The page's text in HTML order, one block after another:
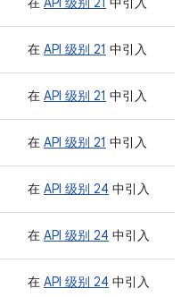
在 API 级别 21 中引入
在 API 级别 21 中引入
在 API 级别 21 中引入
在 API 级别 24 中引入
在 API 级别 24 中引入
在 API 级别 24 中引入